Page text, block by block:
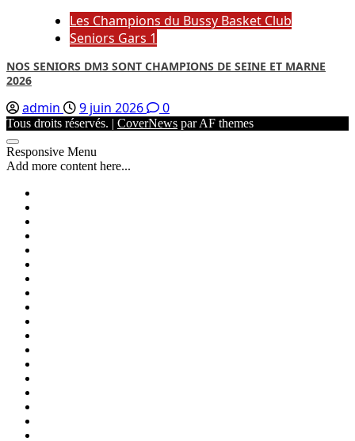
Les Champions du Bussy Basket Club
Seniors Gars 1
NOS SENIORS DM3 SONT CHAMPIONS DE SEINE ET MARNE
2026
admin 9 juin 2026 0
Tous droits réservés. | CoverNews par AF themes
Responsive Menu
Add more content here...